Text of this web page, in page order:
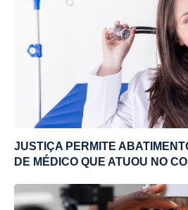
JUSTIÇA PERMITE
DE MÉDICO QUE ATUOU NO